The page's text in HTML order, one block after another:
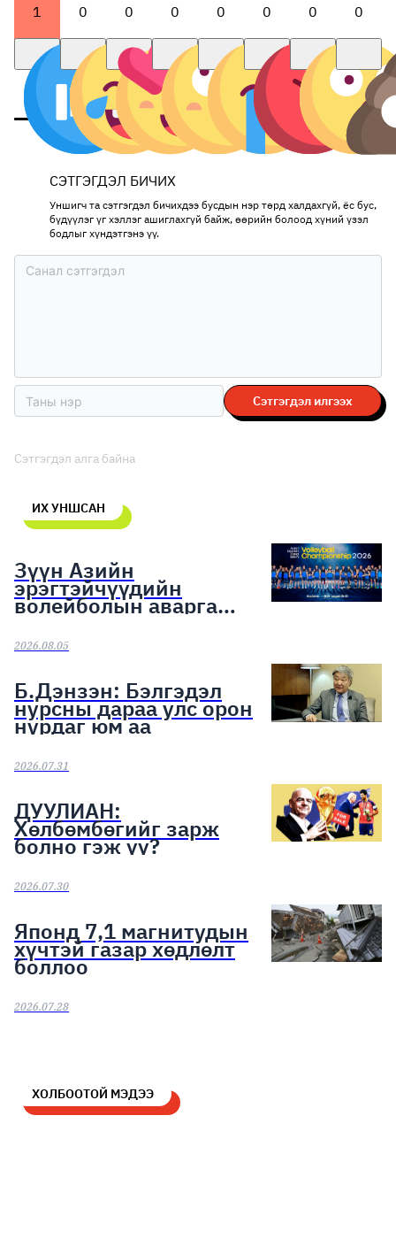
1 0 0 0 0 0 0 0
СЭТГЭГДЭЛ БИЧИХ
Уншигч та сэтгэгдэл бичихдээ бусдын нэр төрд халдахгүй, ёс бус,
бүдүүлэг үг хэллэг ашиглахгүй байж, өөрийн болоод хүний үзэл
бодлыг хүндэтгэнэ үү.
Сэтгэгдэл илгээх
Сэтгэгдэл алга байна
ИХ УНШСАН
Зүүн Азийн
эрэгтэйчүүдийн
волейболын аварга
шалгаруулах тэмцээн
эхэллээ
2026.08.05
Б.Дэнзэн: Бэлгэдэл
нурсны дараа улс орон
нурдаг юм аа
2026.07.31
ДУУЛИАН:
Хөлбөмбөгийг зарж
болно гэж үү?
2026.07.30
Японд 7,1 магнитудын
хүчтэй газар хөдлөлт
боллоо
2026.07.28
ХОЛБООТОЙ МЭДЭЭ